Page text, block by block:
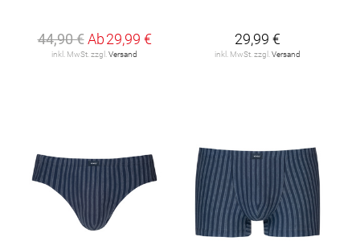
44,90 € Ab29,99 €
inkl. MwSt. zzgl. Versand
29,99 €
inkl. MwSt. zzgl. Versand